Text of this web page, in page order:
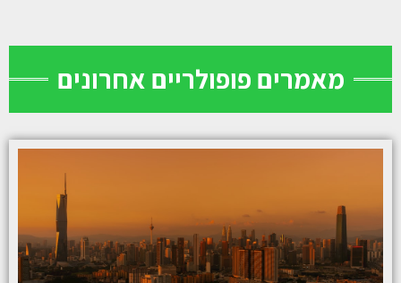
מאמרים פופולריים אחרונים